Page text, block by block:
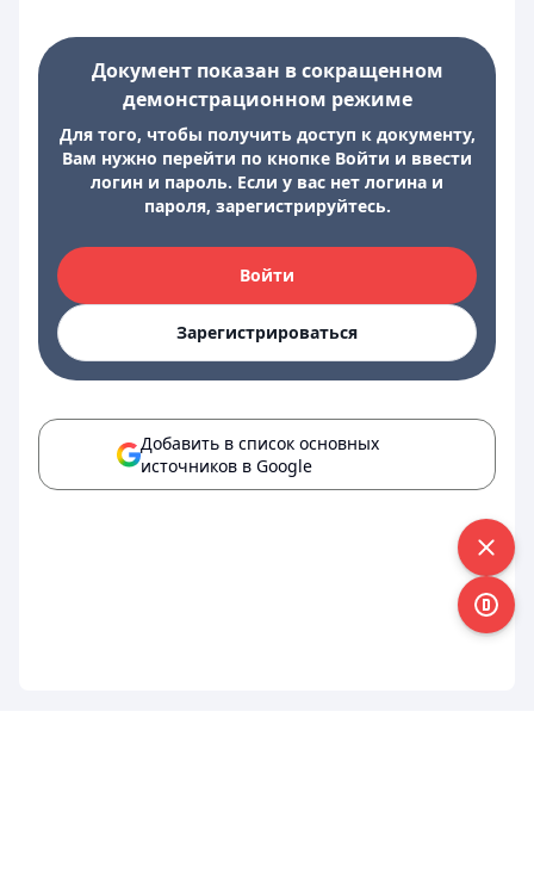
Документ показан в сокращенном
демонстрационном режиме
Для того, чтобы получить доступ к документу,
Вам нужно перейти по кнопке Войти и ввести
логин и пароль. Если у вас нет логина и
пароля, зарегистрируйтесь.
Войти
Зарегистрироваться
Добавить в список основных
источников в Google